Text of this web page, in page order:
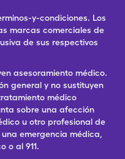
y-condiciones. Los
marcas comerciales de
de sus respectivos
asesoramiento médico.
general y no sustituyen
médico
sobre una afección
u otro profesional de
emergencia médica,
o al 911.